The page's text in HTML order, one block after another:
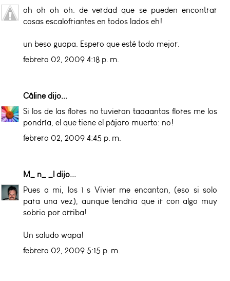
oh oh oh oh. de verdad que se pueden encontrar
cosas escalofriantes en todos lados eh!
un beso guapa. Espero que esté todo mejor.
febrero 02, 2009 4:18 p. m.
Câlinedijo...
Si los de las flores no tuvieran taaaantas flores me los
pondría, el que tiene el pájaro muerto: no!
febrero 02, 2009 4:45 p. m.
M_ n_ _l dijo...
Pues a mi, los 1ºs Vivier me encantan, (eso si solo
para una vez), aunque tendria que ir con algo muy
sobrio por arriba!
Un saludo wapa!
febrero 02, 2009 5:15 p. m.